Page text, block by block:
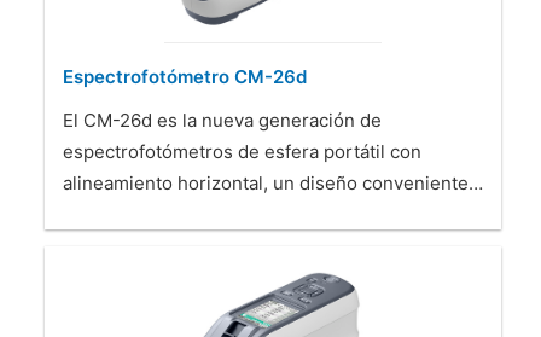
Espectrofotómetro CM-26d
El CM-26d es la nueva generación de
espectrofotómetros de esfera portátil con
alineamiento horizontal, un diseño conveniente…